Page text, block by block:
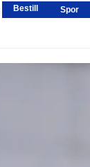
Bestill Spor